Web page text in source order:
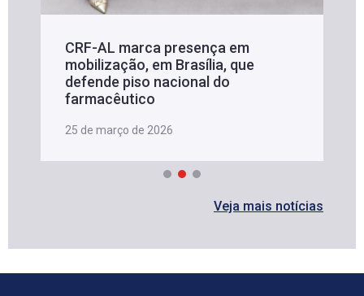
CRF-AL marca presença em
mobilização, em Brasília, que
defende piso nacional do
farmacêutico
25 de março de 2026
Veja mais notícias